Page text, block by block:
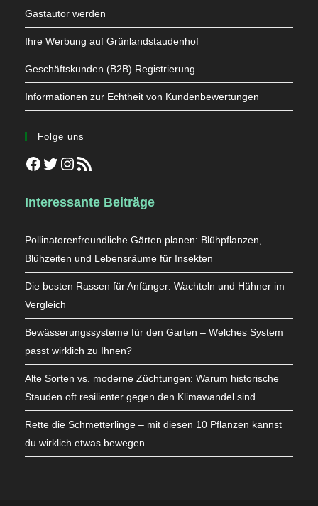
Gastautor werden
Ihre Werbung auf Grünlandstaudenhof
Geschäftskunden (B2B) Registrierung
Informationen zur Echtheit von Kundenbewertungen
Folge uns
Facebook
TwitterInstagram
RSS-Feed
Interessante Beiträge
Pollinatorenfreundliche Gärten planen: Blühpflanzen,
Blühzeiten und Lebensräume für Insekten
Die besten Rassen für Anfänger: Wachteln und Hühner im
Vergleich
Bewässerungssysteme für den Garten – Welches System
passt wirklich zu Ihnen?
Alte Sorten vs. moderne Züchtungen: Warum historische
Stauden oft resilienter gegen den Klimawandel sind
Rette die Schmetterlinge – mit diesen 10 Pflanzen kannst
du wirklich etwas bewegen